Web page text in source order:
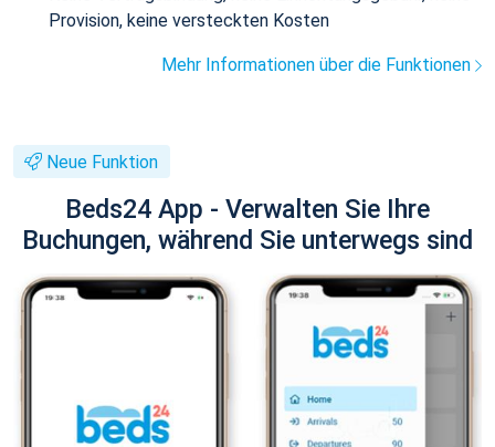
Provision, keine versteckten Kosten
Mehr Informationen über die Funktionen
Neue Funktion
Beds24 App - Verwalten Sie Ihre
Buchungen, während Sie unterwegs sind